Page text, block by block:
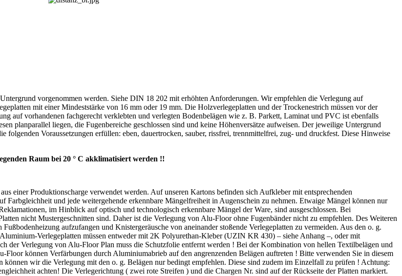
vorgenommen werden. Siehe DIN 18 202 mit erhöhten Anforderungen. Wir empfehlen die Verlegung auf
mit einer Mindeststärke von 16 mm oder 19 mm. Die Holzverlegeplatten und der Trockenestrich müssen vor der
auf vorhandenen fachgerecht verklebten und verlegten Bodenbelägen wie z. B. Parkett, Laminat und PVC ist ebenfalls
planparallel liegen, die Fugenbereiche geschlossen sind und keine Höhenversätze aufweisen. Der jeweilige Untergrund
Voraussetzungen erfüllen: eben, dauertrocken, sauber, rissfrei, trennmittelfrei, zug- und druckfest. Diese Hinweise
Raum bei 20 ° C akklimatisiert werden !!
einer Produktionscharge verwendet werden. Auf unseren Kartons befinden sich Aufkleber mit entsprechenden
und jede weitergehende erkennbare Mängelfreiheit in Augenschein zu nehmen. Etwaige Mängel können nur
im Hinblick auf optisch und technologisch erkennbare Mängel der Ware, sind ausgeschlossen. Bei
nicht Mustergeschnitten sind. Daher ist die Verlegung von Alu-Floor ohne Fugenbänder nicht zu empfehlen. Des Weiteren
aufzufangen und Knistergeräusche von aneinander stoßende Verlegeplatten zu vermeiden. Aus den o. g.
Verlegeplatten müssen entweder mit 2K Polyurethan-Kleber (UZIN KR 430) – siehe Anhang –, oder mit
der Verlegung von Alu-Floor Plan muss die Schutzfolie entfernt werden ! Bei der Kombination von hellen Textilbelägen und
können Verfärbungen durch Aluminiumabrieb auf den angrenzenden Belägen auftreten ! Bitte verwenden Sie in diesem
wir die Verlegung mit den o. g. Belägen nur bedingt empfehlen. Diese sind zudem im Einzelfall zu prüfen ! Achtung:
achten! Die Verlegerichtung ( zwei rote Streifen ) und die Chargen Nr. sind auf der Rückseite der Platten markiert.